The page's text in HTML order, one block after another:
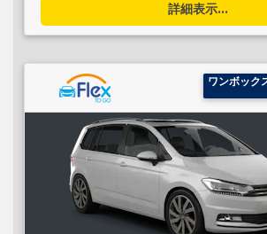
詳細表示...
ワンボック